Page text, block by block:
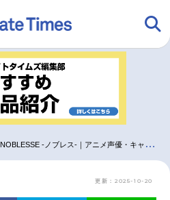
アニメ
NOBLESSE -ノブレス-｜アニメ声優・キャラクター・登場人物・2020秋アニメ最新情報一覧
更新：2025-10-20